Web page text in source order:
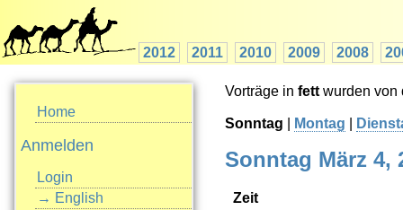
2012 2011 2010 2009 2008
Home
Anmelden
Login
→ English
Vorträge in fett wurden von
Sonntag Montag
Sonntag März 4,
Zeit